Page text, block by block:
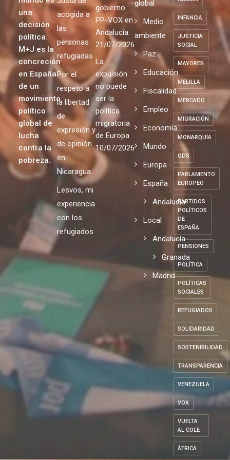
pobreza
en el
mundo es
una
decisión
política.
M+J es la
concreción
en España
de un
movimiento
político
global de
lucha
contra la
Común,
Digna y
Justa de
acogida a
las
personas
refugiadas
respeto a
la libertad
de
expresión y
de opinión
en
Nicaragua
Lesvos, mi
experiencia
refugiados
rojas: Ante
el acuerdo
de
gobierno
PP-VOX en
Andalucía.
21/07/2026
La
expulsión
no puede
ser la
política
migratoria
de Europa
10/07/2026
Democracia
Ciudadanía
global
Medio
ambiente
Paz
Educación
Fiscalidad
Empleo
Economía
Mundo
Europa
España
Andalucia
Local
Andalucía
Granada
FALTA DE
EJEMPLARIDAD
IGLESIA
INFANCIA
JUSTICIA
SOCIAL
MAYORES
MELILLA
MERCADO
MIGRACIÓN
MONARQUÍA
ODS
PARLAMENTO
EUROPEO
PARTIDOS
POLÍTICOS
DE
ESPAÑA
PENSIONES
POLÍTICA
POLÍTICAS
SOCIALES
REFUGIADOS
SOLIDARIDAD
SOSTENIBILIDAD
TRANSPARENCIA
VENEZUELA
VOX
VUELTA